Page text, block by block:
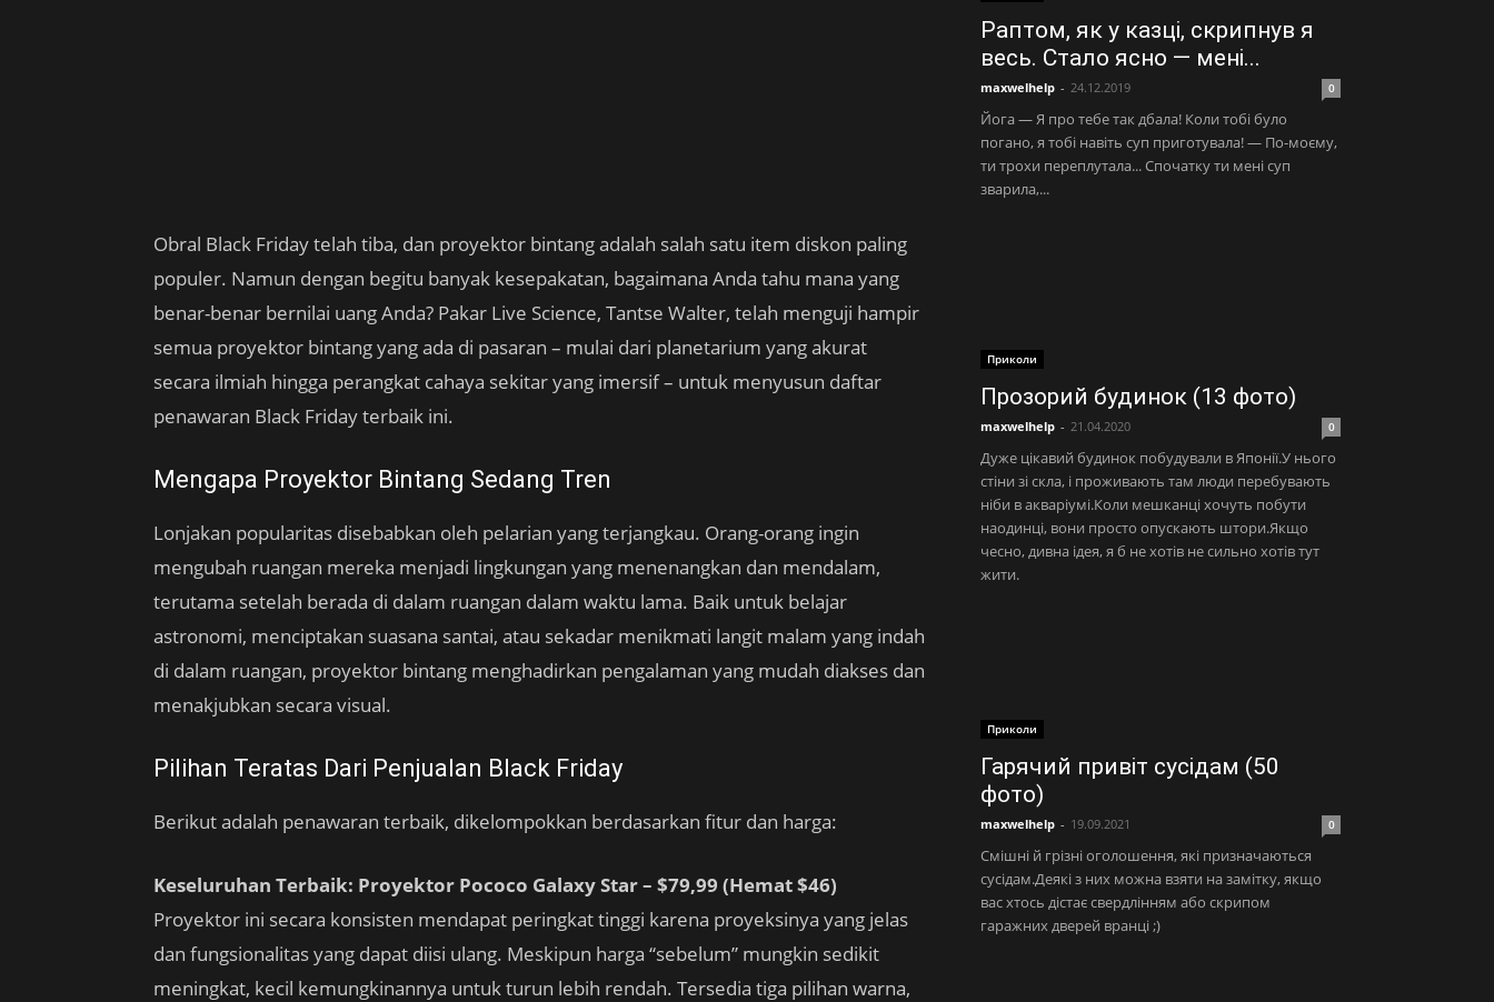
Obral Black Friday telah tiba, dan proyektor bintang adalah salah satu item diskon paling
populer. Namun dengan begitu banyak kesepakatan, bagaimana Anda tahu mana yang
benar-benar bernilai uang Anda? Pakar Live Science, Tantse Walter, telah menguji hampir
semua proyektor bintang yang ada di pasaran – mulai dari planetarium yang akurat
secara ilmiah hingga perangkat cahaya sekitar yang imersif – untuk menyusun daftar
penawaran Black Friday terbaik ini.
Mengapa Proyektor Bintang Sedang Tren
Lonjakan popularitas disebabkan oleh pelarian yang terjangkau. Orang-orang ingin
mengubah ruangan mereka menjadi lingkungan yang menenangkan dan mendalam,
terutama setelah berada di dalam ruangan dalam waktu lama. Baik untuk belajar
astronomi, menciptakan suasana santai, atau sekadar menikmati langit malam yang indah
di dalam ruangan, proyektor bintang menghadirkan pengalaman yang mudah diakses dan
menakjubkan secara visual.
Pilihan Teratas Dari Penjualan Black Friday
Berikut adalah penawaran terbaik, dikelompokkan berdasarkan fitur dan harga:
Keseluruhan Terbaik: Proyektor Pococo Galaxy Star – $79,99 (Hemat $46)
Proyektor ini secara konsisten mendapat peringkat tinggi karena proyeksinya yang jelas
dan fungsionalitas yang dapat diisi ulang. Meskipun harga “sebelum” mungkin sedikit
meningkat, kecil kemungkinannya untuk turun lebih rendah. Tersedia tiga pilihan warna,
Раптом, як у казці, скрипнув я
весь. Стало ясно — мені...
maxwelhelp - 24.12.2019 0
Йога — Я про тебе так дбала! Коли тобі було
погано, я тобі навіть суп приготувала! — По-моєму,
ти трохи переплутала... Спочатку ти мені суп
зварила,...
Приколи
Прозорий будинок (13 фото)
maxwelhelp - 21.04.2020 0
Дуже цікавий будинок побудували в Японії.У нього
стіни зі скла, і проживають там люди перебувають
ніби в акваріумі.Коли мешканці хочуть побути
наодинці, вони просто опускають штори.Якщо
чесно, дивна ідея, я б не хотів не сильно хотів тут
жити.
Приколи
Гарячий привіт сусідам (50
фото)
maxwelhelp - 19.09.2021 0
Смішні й грізні оголошення, які призначаються
сусідам.Деякі з них можна взяти на замітку, якщо
вас хтось дістає свердлінням або скрипом
гаражних дверей вранці ;)